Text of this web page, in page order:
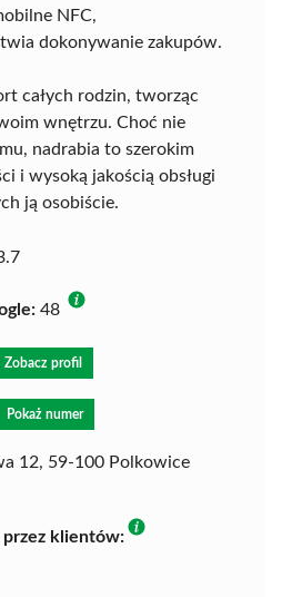
NFC,
dokonywanie zakupów.
całych rodzin, tworząc
wnętrzu. Choć nie
nadrabia to szerokim
i wysoką jakością obsługi
ją osobiście.
48
Zobacz profil
Pokaż numer
12, 59-100 Polkowice
przez klientów: